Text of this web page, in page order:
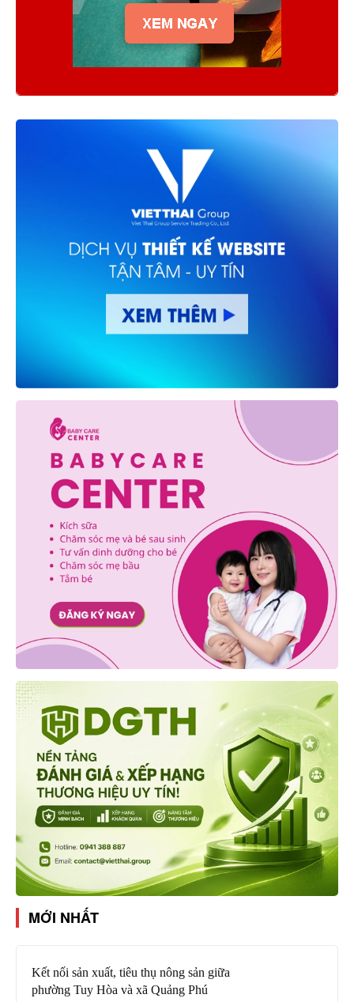
MỚI NHẤT
Kết nối sản xuất, tiêu thụ nông sản giữa
phường Tuy Hòa và xã Quảng Phú